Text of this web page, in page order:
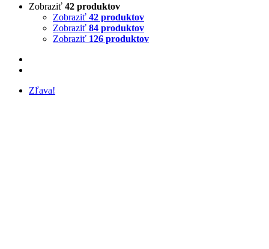
Zobraziť 42 produktov
Zobraziť 42 produktov
Zobraziť 84 produktov
Zobraziť 126 produktov
Zľava!